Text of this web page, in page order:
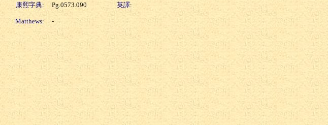
康熙字典: Pg.0573.090 英譯:
Matthews: -